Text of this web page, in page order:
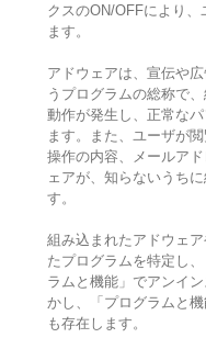
クスのON/OFFにより、
ます。
アドウェアは、宣伝や
うプログラムの総称で
動作が発生し、正常な
ます。また、ユーザが
操作の内容、メールア
ェアが、知らないうち
す。
組み込まれたアドウェ
たプログラムを特定し
ラムと機能」でアンイ
かし、「プログラムと
も存在します。